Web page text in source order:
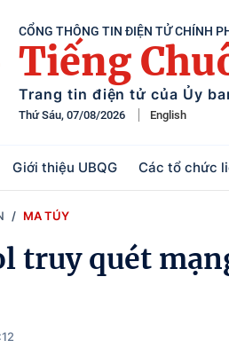
CỔNG THÔNG TIN ĐIỆN TỬ CHÍNH
Tiếng
Trang tin điện tử của Ủy
Thứ Sáu, 07/08/2026 English
Giới thiệu UBQG Các tổ chức
MA TÚY
truy quét